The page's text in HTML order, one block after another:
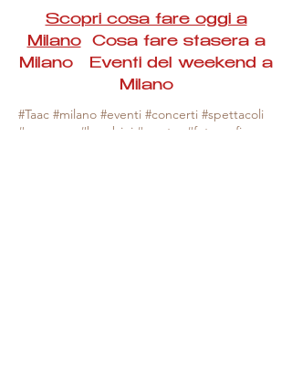
Scopri cosa fare oggi a
MilanoCosa fare stasera a
Milano Eventi del weekend a
Milano
#Taac #milano #eventi #concerti #spettacoli
#rassegne #bambini #mostre #fotografia